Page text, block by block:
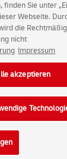
2026
Presse
finden Sie unter
Webseite.
die
nicht
Impressum
akzeptieren